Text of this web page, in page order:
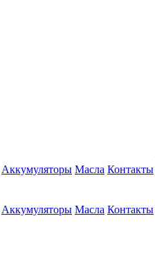
Аккумуляторы Масла Контакты
Аккумуляторы Масла Контакты